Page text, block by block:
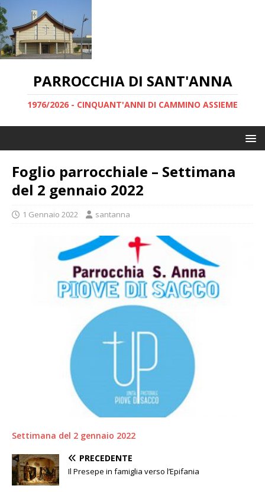
PARROCCHIA DI SANT'ANNA
1976/2026 - CINQUANT'ANNI DI CAMMINO ASSIEME
Foglio parrocchiale – Settimana
del 2 gennaio 2022
1 Gennaio 2022 santanna
Settimana del 2 gennaio 2022
PRECEDENTE
Il Presepe in famiglia verso l’Epifania